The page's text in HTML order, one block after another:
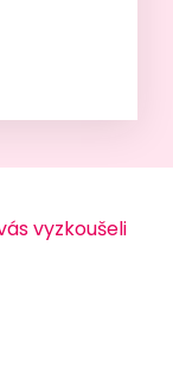
vyzkoušeli